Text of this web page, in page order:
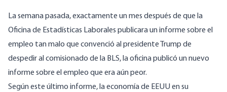
La semana pasada, exactamente un mes después de que la
Oficina de Estadísticas Laborales publicara un informe sobre el
empleo tan malo que convenció al presidente Trump de
despediral comisionado de la BLS, la oficina publicó un nuevo
informe sobre el empleo que era aún peor.
Según este último informe, la economía de EEUU en su